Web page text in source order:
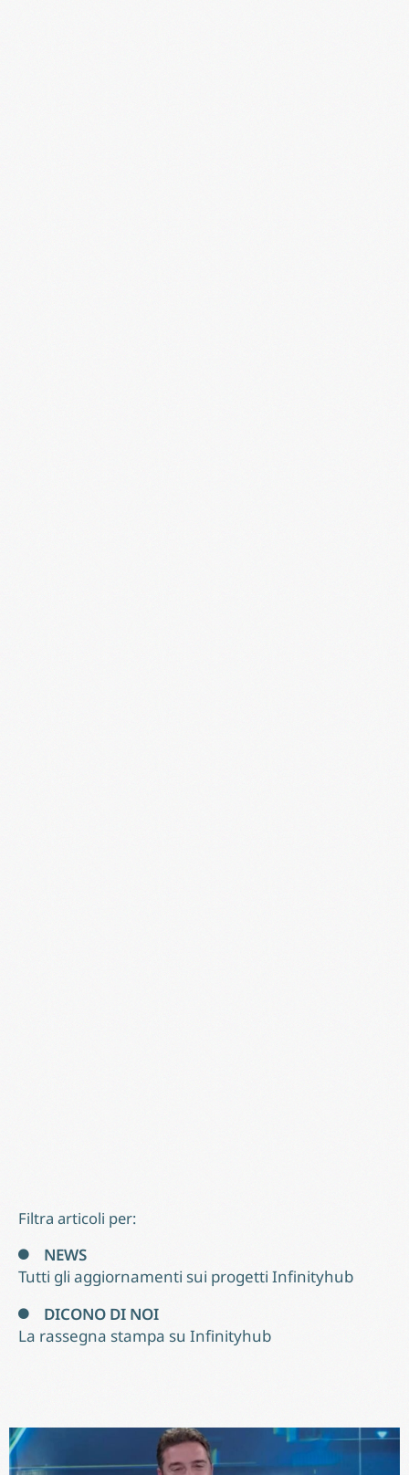
Filtra articoli per:
NEWS
Tutti gli aggiornamenti sui progetti Infinityhub
DICONO DI NOI
La rassegna stampa su Infinityhub